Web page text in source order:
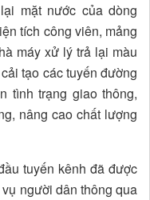
mặt nước của dòng
tích công viên, mảng
máy xử lý trả lại màu
tạo các tuyến đường
tình trạng giao thông,
nâng cao chất lượng
tuyến kênh đã được
người dân thông qua